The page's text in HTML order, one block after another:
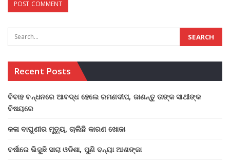
Recent Posts
ବିବାହ ବନ୍ଧନରେ ଆବଦ୍ଧ ହେଲେ ରମଣଦୀପ, ଜାଣନ୍ତୁ ତାଙ୍କ ସାଥୀଙ୍କ
ବିଷୟରେ
କଳା ବାଘୁଣୀର ମୃତ୍ୟୁ, ଚାଲିଛି କାରଣ ଖୋଜା
ବର୍ଷାରେ ଭିଜୁଛି ସାରା ଓଡିଶା, ପୁଣି ବନ୍ୟା ଆଶଙ୍କା